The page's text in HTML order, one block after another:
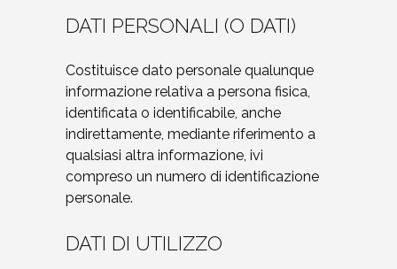
DATI PERSONALI (O DATI)
Costituisce dato personale qualunque
informazione relativa a persona fisica,
identificata o identificabile, anche
indirettamente, mediante riferimento a
qualsiasi altra informazione, ivi
compreso un numero di identificazione
personale.
DATI DI UTILIZZO